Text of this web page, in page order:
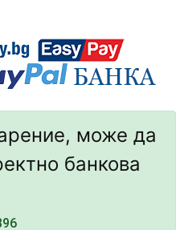
може да
банкова